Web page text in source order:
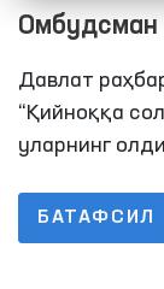
Омбудсман
шахслар
Давлат
“Қийноққа
уларнинг
тадбирлар
Мажлиснинг
БАТАФСИЛ